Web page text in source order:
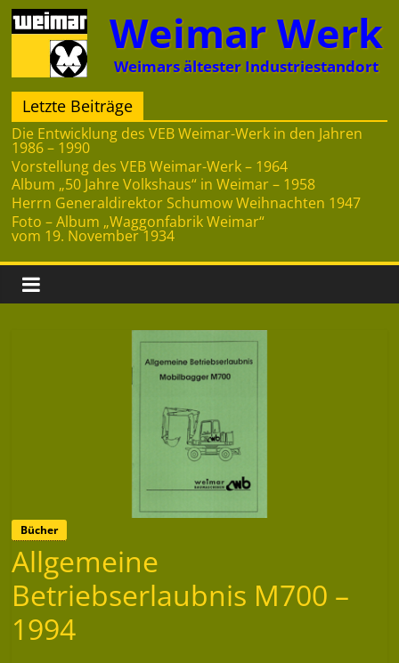
Zum
Inhalt
springen
Weimar Werk
Weimars ältester Industriestandort
Letzte Beiträge
Die Entwicklung des VEB Weimar-Werk in den Jahren
1986 – 1990
Vorstellung des VEB Weimar-Werk – 1964
Album „50 Jahre Volkshaus“ in Weimar – 1958
Herrn Generaldirektor Schumow Weihnachten 1947
Foto – Album „Waggonfabrik Weimar“
vom 19. November 1934
Bücher
Allgemeine
Betriebserlaubnis M700 –
1994